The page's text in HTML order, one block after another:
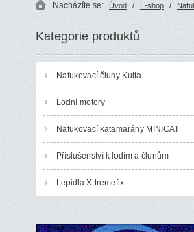
Nacházíte se: Úvod / E-shop /
Kategorie produktů
Nafukovací čluny Kulta
Lodní motory
Nafukovací katamarány MINICAT
Příslušenství k lodím a člunům
Lepidla X-tremefix